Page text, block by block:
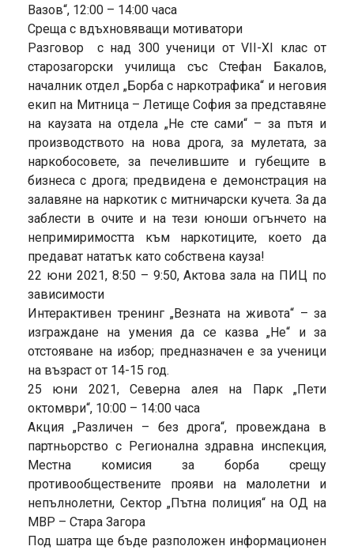
Вазов“, 12:00 – 14:00 часа
Среща с вдъхновяващи мотиватори
Разговор с над 300 ученици от VІІ-ХІ клас от
старозагорски училища със Стефан Бакалов,
началник отдел „Борба с наркотрафика“ и неговия
екип на Митница – Летище София за представяне
на каузата на отдела „Не сте сами“ – за пътя и
производството на нова дрога, за мулетата, за
наркобосовете, за печелившите и губещите в
бизнеса с дрога; предвидена е демонстрация на
залавяне на наркотик с митничарски кучета. За да
заблести в очите и на тези юноши огънчето на
непримиримостта към наркотиците, което да
предават нататък като собствена кауза!
22 юни 2021, 8:50 – 9:50, Актова зала на ПИЦ по
зависимости
Интерактивен тренинг „Везната на живота“ – за
изграждане на умения да се казва „Не“ и за
отстояване на избор; предназначен е за ученици
на възраст от 14-15 год.
25 юни 2021, Северна алея на Парк „Пети
октомври“, 10:00 – 14:00 часа
Акция „Различен – без дрога“, провеждана в
партньорство с Регионална здравна инспекция,
Местна комисия за борба срещу
противообществените прояви на малолетни и
непълнолетни, Сектор „Пътна полиция“ на ОД на
МВР – Стара Загора
Под шатра ще бъде разположен информационен